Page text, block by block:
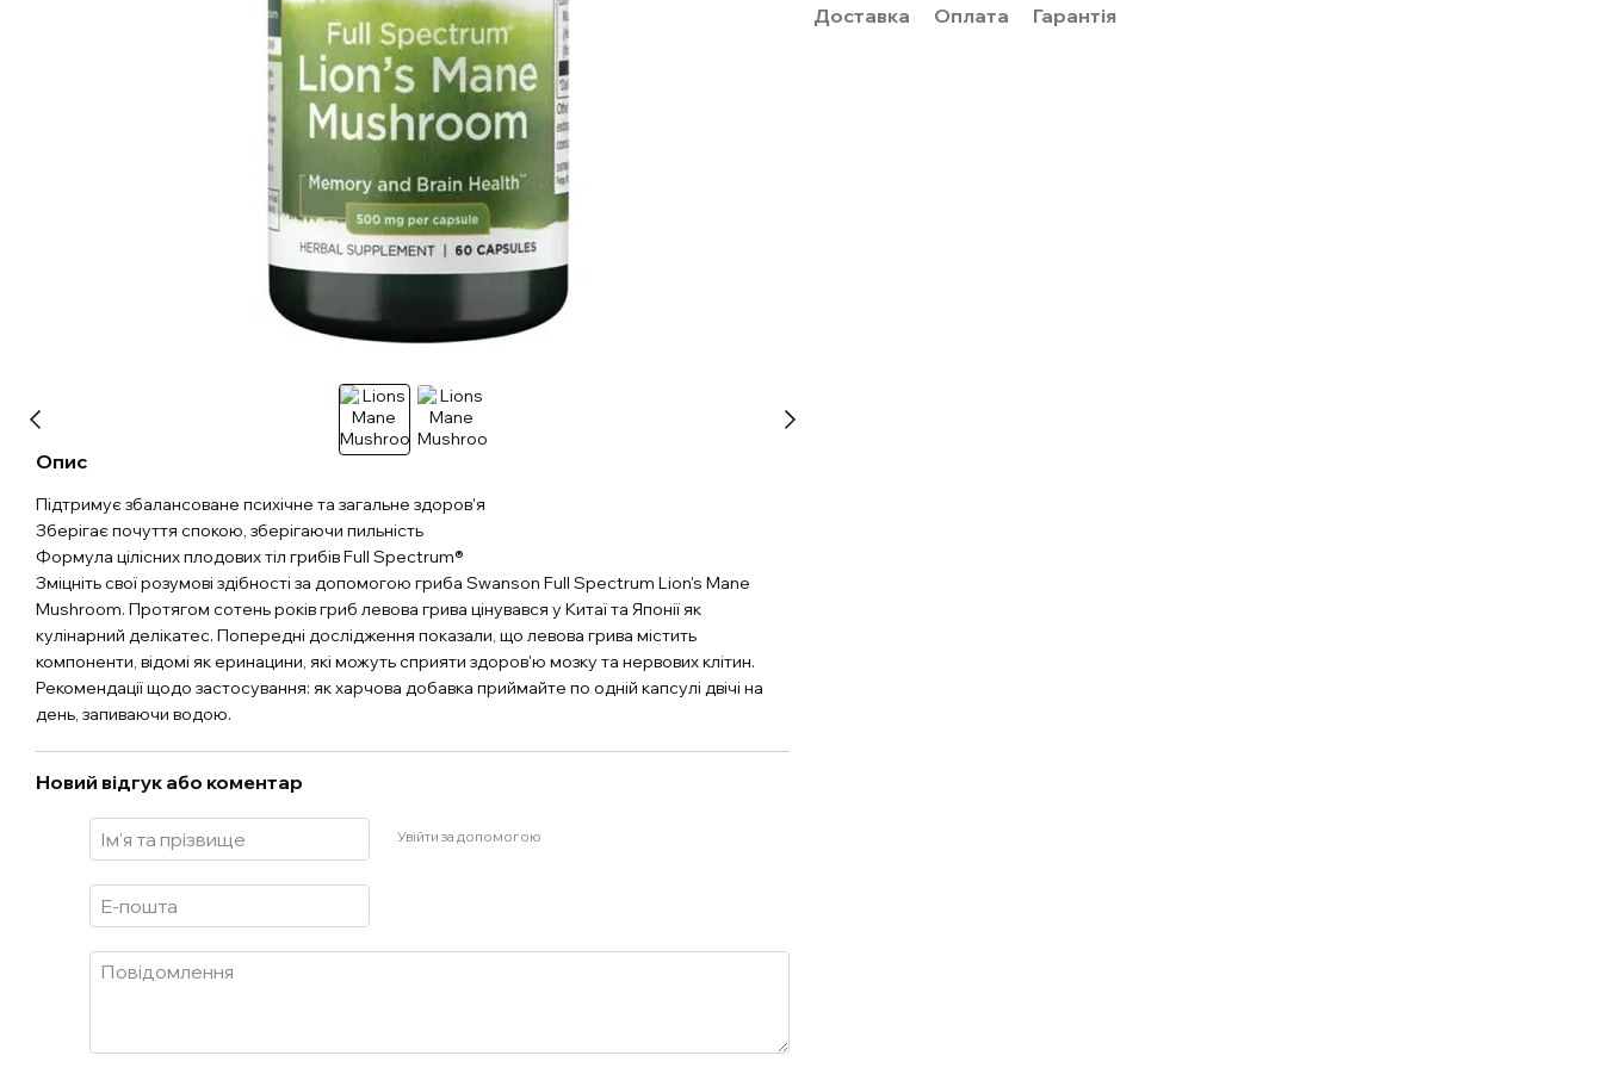
Опис
Підтримує збалансоване психічне та загальне здоров'я
Зберігає почуття спокою, зберігаючи пильність
Формула цілісних плодових тіл грибів Full Spectrum®
Зміцніть свої розумові здібності за допомогою гриба Swanson Full Spectrum Lion's Mane
Mushroom. Протягом сотень років гриб левова грива цінувався у Китаї та Японії як
кулінарний делікатес. Попередні дослідження показали, що левова грива містить
компоненти, відомі як еринацини, які можуть сприяти здоров'ю мозку та нервових клітин.
Рекомендації щодо застосування: як харчова добавка приймайте по одній капсулі двічі на
день, запиваючи водою.
Новий відгук або коментар
Увійти за допомогою
Доставка Оплата Гарантія